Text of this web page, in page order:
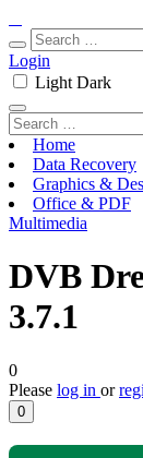
Login
Light Dark
Home
Data Recovery
Graphics &
Office & PDF
Multimedia
DVB
3.7.1
0
Please log in or
0